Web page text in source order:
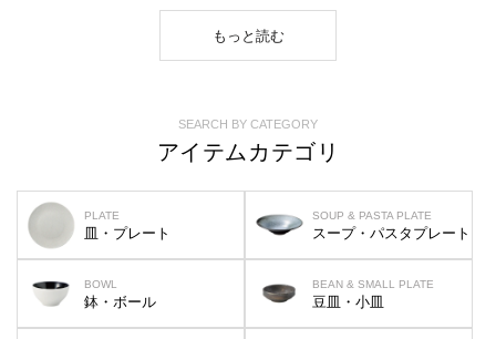
もっと読む
SEARCH BY CATEGORY
アイテムカテゴリ
PLATE
皿・プレート
SOUP & PASTA PLATE
スープ・パスタプレート
BOWL
鉢・ボール
BEAN & SMALL PLATE
豆皿・小皿